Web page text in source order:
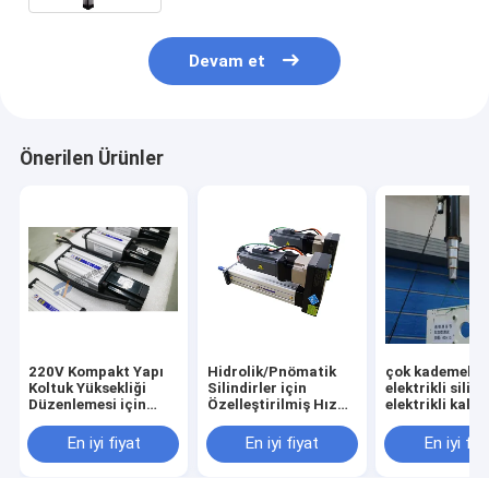
Devam et
Önerilen Ürünler
220V Kompakt Yapı
Koltuk Yüksekliği
Düzenlemesi için
Elektrikli Silindir
En iyi fiyat
Hidrolik/Pnömatik
Silindirler için
Özelleştirilmiş Hız
Silindir Gelişmiş
Değiştirme
En iyi fiyat
çok kademeli
elektrikli
elektrikli
elektrikli
， elektrikli
En iyi